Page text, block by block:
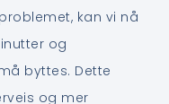
kan vi nå
og
byttes. Dette
og mer